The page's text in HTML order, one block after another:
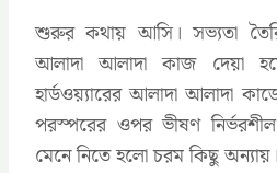
শুরুর কথায় আসি। সভ্যতা
আলাদা আলাদা কাজ দেয়া
হার্ডওয়্যারের আলাদা আলাদা
পরস্পরের ওপর ভীষণ
মেনে নিতে হলো চরম কিছু অন্যায়।